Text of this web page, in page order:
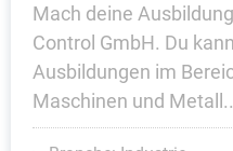
Mach deine
Control GmbH. Du
Ausbildungen im
Maschinen und